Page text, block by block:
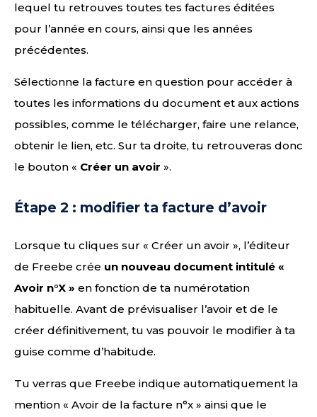
lequel tu retrouves toutes tes factures éditées
pour l’année en cours, ainsi que les années
précédentes.
Sélectionne la facture en question pour accéder à
toutes les informations du document et aux actions
possibles, comme le télécharger, faire une relance,
obtenir le lien, etc. Sur ta droite, tu retrouveras donc
le bouton « Créer un avoir ».
Étape 2 : modifier ta facture d’avoir
Lorsque tu cliques sur « Créer un avoir », l’éditeur
de Freebe crée un nouveau document intitulé «
Avoir n°X » en fonction de ta numérotation
habituelle. Avant de prévisualiser l’avoir et de le
créer définitivement, tu vas pouvoir le modifier à ta
guise comme d’habitude.
Tu verras que Freebe indique automatiquement la
mention « Avoir de la facture n°x » ainsi que le